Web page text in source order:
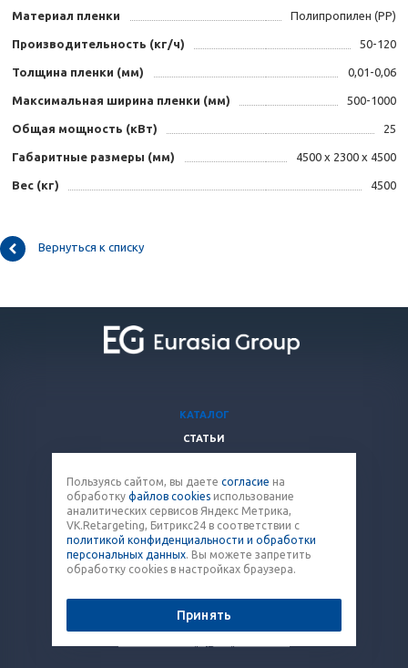
Материал пленки Полипропилен (PP)
Производительность (кг/ч) 50-120
Толщина пленки (мм) 0,01-0,06
Максимальная ширина пленки (мм) 500-1000
Общая мощность (кВт) 25
Габаритные размеры (мм) 4500 х 2300 х 4500
Вес (кг) 4500
Вернуться к списку
© 2026 Все права защищены.
КАТАЛОГ
СТАТЬИ
КОМПАНИЯ
КОНТАКТЫ
8 (800) 707-12-53
paket@eq-mail.ru
Пользуясь сайтом, вы даете согласие на
обработку файлов cookies использование
аналитических сервисов Яндекс Метрика,
VK.Retargeting, Битрикс24 в соответствии с
политикой конфиденциальности и обработки
персональных данных. Вы можете запретить
обработку cookies в настройках браузера.
Принять